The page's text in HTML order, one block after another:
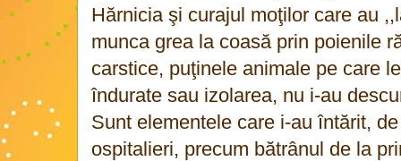
Hărnicia şi curajul moţilor care au
munca grea la coasă prin poienile
carstice, puţinele animale pe care
îndurate sau izolarea, nu i-au
Sunt elementele care i-au întărit,
ospitalieri, precum bătrânul de la